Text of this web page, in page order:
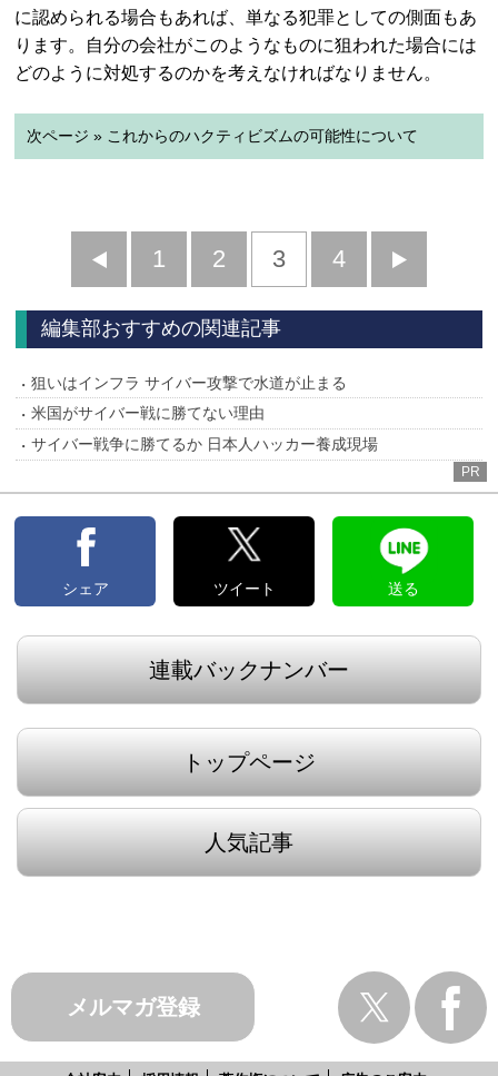
に認められる場合もあれば、単なる犯罪としての側面もあ
ります。自分の会社がこのようなものに狙われた場合には
どのように対処するのかを考えなければなりません。
次ページ » これからのハクティビズムの可能性について
前
へ
1 2 3 4
へ
編集部おすすめの関連記事
狙いはインフラ サイバー攻撃で水道が止まる
米国がサイバー戦に勝てない理由
サイバー戦争に勝てるか 日本人ハッカー養成現場
PR
シェア ツイート 送る
連載バックナンバー
トップページ
人気記事
メルマガ登録